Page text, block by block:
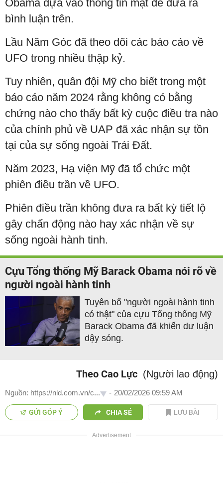
Obama dựa vào thông tin mật để đưa ra
bình luận trên.
Lầu Năm Góc đã theo dõi các báo cáo về
UFO trong nhiều thập kỷ.
Tuy nhiên, quân đội Mỹ cho biết trong một
báo cáo năm 2024 rằng không có bằng
chứng nào cho thấy bất kỳ cuộc điều tra nào
của chính phủ về UAP đã xác nhận sự tồn
tại của sự sống ngoài Trái Đất.
Năm 2023, Hạ viện Mỹ đã tổ chức một
phiên điều trần về UFO.
Phiên điều trần không đưa ra bất kỳ tiết lộ
gây chấn động nào hay xác nhận về sự
sống ngoài hành tinh.
Cựu Tổng thống Mỹ Barack Obama nói rõ về
người ngoài hành tinh
Tuyên bố "người ngoài hành tinh
có thật" của cựu Tổng thống Mỹ
Barack Obama đã khiến dư luận
dậy sóng.
Theo Cao Lực (Người lao động)
Nguồn: https://nld.com.vn/c... - 20/02/2026 09:59 AM
GỬI GÓP Ý CHIA SẺ LƯU BÀI